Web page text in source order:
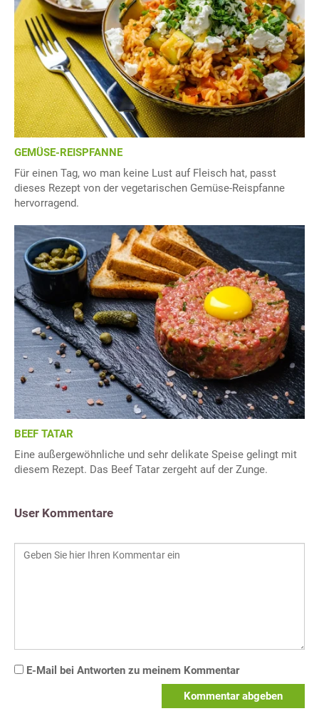
GEMÜSE-REISPFANNE
Für einen Tag, wo man keine Lust auf Fleisch hat, passt
dieses Rezept von der vegetarischen Gemüse-Reispfanne
hervorragend.
BEEF TATAR
Eine außergewöhnliche und sehr delikate Speise gelingt mit
diesem Rezept. Das Beef Tatar zergeht auf der Zunge.
User Kommentare
E-Mail bei Antworten zu meinem Kommentar
Kommentar abgeben